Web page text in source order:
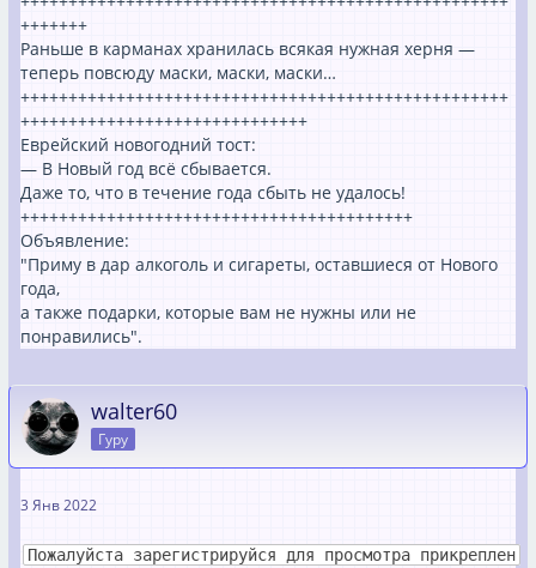
+++++++
Раньше в карманах хранилась всякая нужная херня —
теперь повсюду маски, маски, маски…
+++++++++++++++++++++++++++++++++++++++++++++++++++
++++++++++++++++++++++++++++++
Еврейский новогодний тост:
— В Новый год всё сбывается.
Даже то, что в течение года сбыть не удалось!
+++++++++++++++++++++++++++++++++++++++++
Объявление:
"Приму в дар алкоголь и сигареты, оставшиеся от Нового
года,
а также подарки, которые вам не нужны или не
понравились".
walter60
Гуру
3 Янв 2022
Пожалуйста зарегистрируйся для просмотра прикреплен